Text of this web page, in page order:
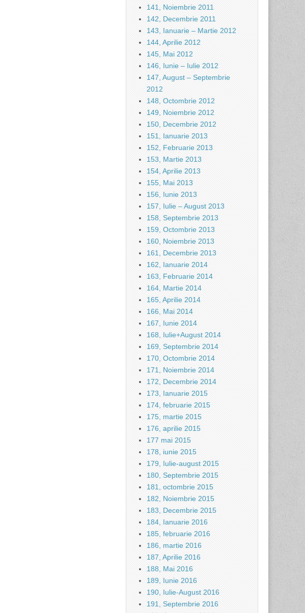
141, Noiembrie 2011
142, Decembrie 2011
143, Ianuarie – Martie 2012
144, Aprilie 2012
145, Mai 2012
146, Iunie – Iulie 2012
147, August – Septembrie
2012
148, Octombrie 2012
149, Noiembrie 2012
150, Decembrie 2012
151, Ianuarie 2013
152, Februarie 2013
153, Martie 2013
154, Aprilie 2013
155, Mai 2013
156, Iunie 2013
157, Iulie – August 2013
158, Septembrie 2013
159, Octombrie 2013
160, Noiembrie 2013
161, Decembrie 2013
162, Ianuarie 2014
163, Februarie 2014
164, Martie 2014
165, Aprilie 2014
166, Mai 2014
167, Iunie 2014
168, Iulie+August 2014
169, Septembrie 2014
170, Octombrie 2014
171, Noiembrie 2014
172, Decembrie 2014
173, Ianuarie 2015
174, februarie 2015
175, martie 2015
176, aprilie 2015
177 mai 2015
178, iunie 2015
179, Iulie-august 2015
180, Septembrie 2015
181, octombrie 2015
182, Noiembrie 2015
183, Decembrie 2015
184, Ianuarie 2016
185, februarie 2016
186, martie 2016
187, Aprilie 2016
188, Mai 2016
189, Iunie 2016
190, Iulie-August 2016
191, Septembrie 2016